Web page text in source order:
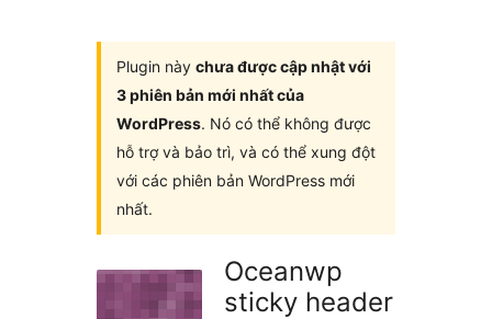
Plugin này chưa được cập nhật với
3 phiên bản mới nhất của
WordPress. Nó có thể không được
hỗ trợ và bảo trì, và có thể xung đột
với các phiên bản WordPress mới
nhất.
Oceanwp
sticky header